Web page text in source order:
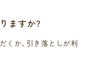
ますか?
くか､引き落としが利